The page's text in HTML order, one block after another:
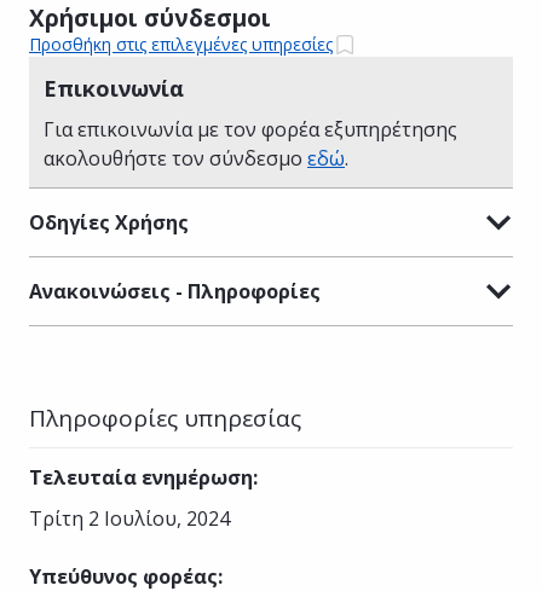
Χρήσιμοι σύνδεσμοι
Προσθήκη στις επιλεγμένες υπηρεσίες
Επικοινωνία
Για επικοινωνία με τον φορέα εξυπηρέτησης
ακολουθήστε τον σύνδεσμο εδώ.
Οδηγίες Χρήσης
Ανακοινώσεις - Πληροφορίες
Πληροφορίες υπηρεσίας
Τελευταία ενημέρωση:
Τρίτη 2 Ιουλίου, 2024
Υπεύθυνος φορέας: